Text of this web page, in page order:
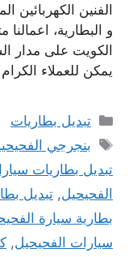
الفنين الكهربائين
و البطارية،
الكويت على مدار
يمكن للعملاء
التصنيفات
تبديل بطاريات
الوسوم
بنجرجي
تبديل بطاريات
الفحيحيل, تبديل
بطارية سيارة
سيارات الفحيحيل,